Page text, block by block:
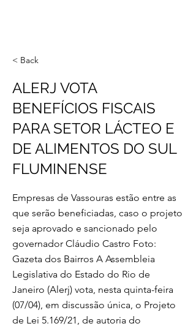
< Back
ALERJ VOTA
BENEFÍCIOS FISCAIS
PARA SETOR LÁCTEO E
DE ALIMENTOS DO SUL
FLUMINENSE
Empresas de Vassouras estão entre as
que serão beneficiadas, caso o projeto
seja aprovado e sancionado pelo
governador Cláudio Castro Foto:
Gazeta dos Bairros A Assembleia
Legislativa do Estado do Rio de
Janeiro (Alerj) vota, nesta quinta-feira
(07/04), em discussão única, o Projeto
de Lei 5.169/21, de autoria do